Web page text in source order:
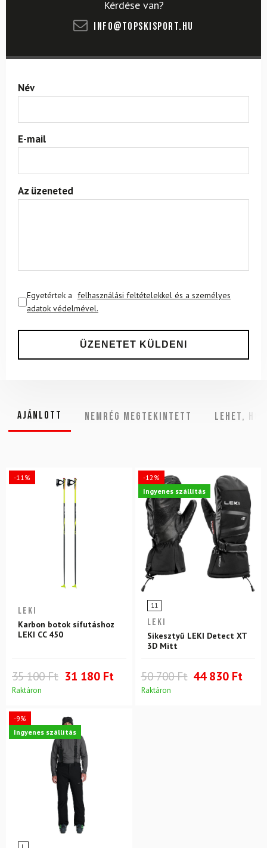
Kérdése van?
info@topskisport.hu
Név
E-mail
Az üzeneted
Egyetértek a felhasználási feltételekkel és a személyes
adatok védelmével.
Ajánlott NEMRÉG MEGTEKINTETT Lehet,
-11%
LEKI
Karbon botok sífutáshoz
LEKI CC 450
35 100 Ft 31 180 Ft
Raktáron
-12%
Ingyenes szállítás
11
LEKI
Síkesztyű LEKI Detect XT
3D Mitt
50 700 Ft 44 830 Ft
Raktáron
-9%
Ingyenes szállítás